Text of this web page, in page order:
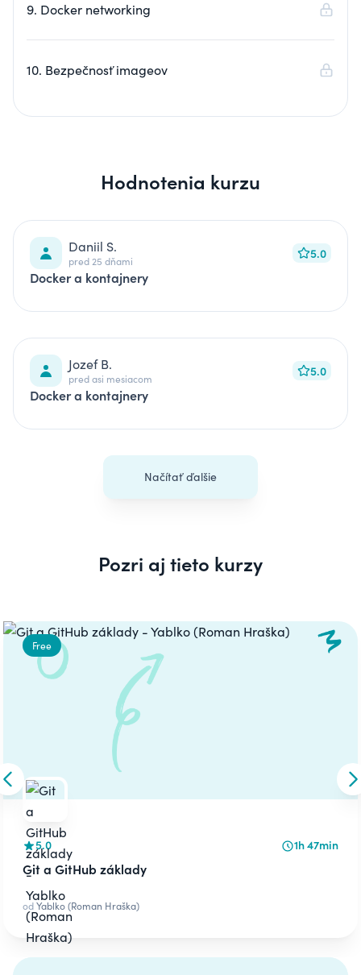
9. Docker networking
10. Bezpečnosť imageov
Hodnotenia kurzu
Daniil S.
pred 25 dňami 5.0
Docker a kontajnery
Jozef B.
pred asi mesiacom 5.0
Docker a kontajnery
Načítať ďalšie
Pozri aj tieto kurzy
Carousel
Skip to previous slide
Free
5.0 1h 47min
Git a GitHub základy
odYablko (Roman Hraška)